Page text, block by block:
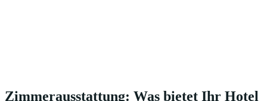
Zimmerausstattung: Was bietet Ihr Hotel